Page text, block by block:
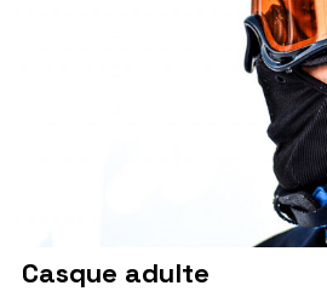
Casque adulte